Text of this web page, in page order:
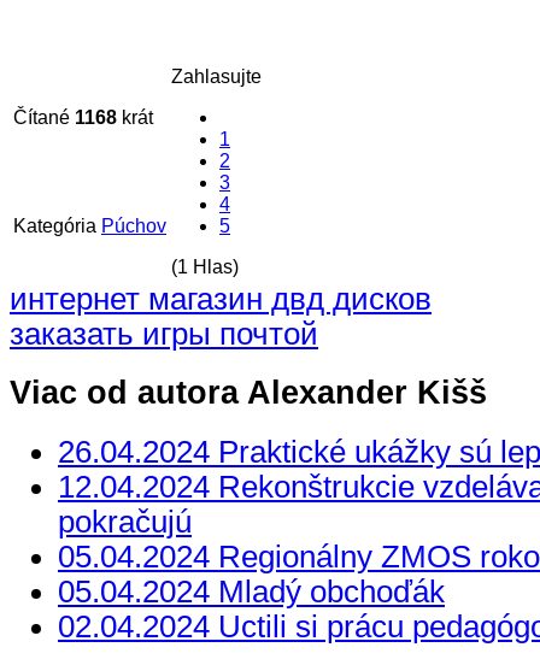
Čítané 1168 krát
Zahlasujte
1
2
3
4
5
(1 Hlas)
Kategória Púchov
интернет магазин двд дисков
заказать игры почтой
Viac od autora Alexander Kišš
26.04.2024 Praktické ukážky sú
12.04.2024 Rekonštrukcie
pokračujú
05.04.2024 Regionálny ZMOS
05.04.2024 Mladý obchoďák
02.04.2024 Uctili si prácu